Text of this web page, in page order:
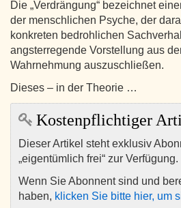
Die „Verdrängung“ bezeichnet
der menschlichen Psyche, der
konkreten bedrohlichen
angsterregende Vorstellung aus
Wahrnehmung auszuschließen.
Dieses – in der Theorie …
Kostenpflichtiger
Dieser Artikel steht exklusiv
„eigentümlich frei“ zur Verfügung.
Wenn Sie Abonnent sind und
haben, klicken Sie bitte hier, um